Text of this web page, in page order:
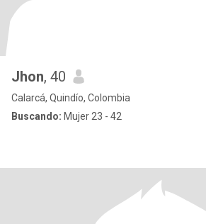
Jhon, 40
Calarcá, Quindío, Colombia
Buscando: Mujer 23 - 42